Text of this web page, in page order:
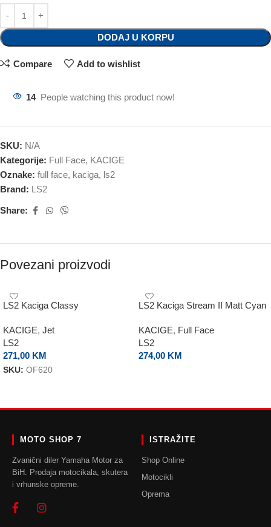
DODAJ U KORPU
Compare Add to wishlist
14 People watching this product now!
SKU: N/A
Kategorije: Full Face, KACIGE
Oznake: full face, kaciga, ls2
Brand: LS2
Share:
Povezani proizvodi
LS2 Kaciga Classy
KACIGE, Jet
LS2
271,00 KM
SKU: OF620
LS2 Kaciga Stream II Matt Cyan
KACIGE, Full Face
LS2
274,00 KM
MOTO SHOP 7
Zvanični diler Yamaha Motor za
BiH. Prodaja motocikala, skutera
i vrhunske opreme.
ISTRAŽITE
Shop Online
Motocikli
Oprema